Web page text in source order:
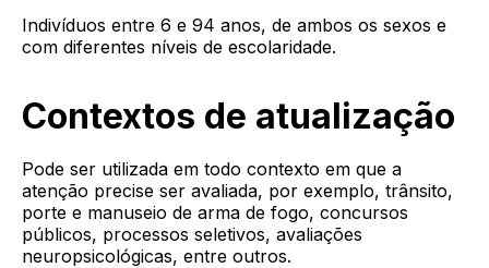
Indivíduos entre 6 e 94 anos, de ambos os sexos e
com diferentes níveis de escolaridade.
Contextos de atualização
Pode ser utilizada em todo contexto em que a
atenção precise ser avaliada, por exemplo, trânsito,
porte e manuseio de arma de fogo, concursos
públicos, processos seletivos, avaliações
neuropsicológicas, entre outros.